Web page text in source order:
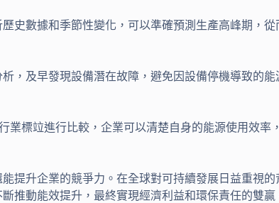
史數據和季節性變化，可以準確預測生產高峰期，
，及早發現設備潛在故障，避免因設備停機導致的
標竝進行比較，企業可以清楚自身的能源使用效率
升企業的競爭力。在全球對可持續發展日益重視的
推動能效提升，最終實現經濟利益和環保責任的雙贏